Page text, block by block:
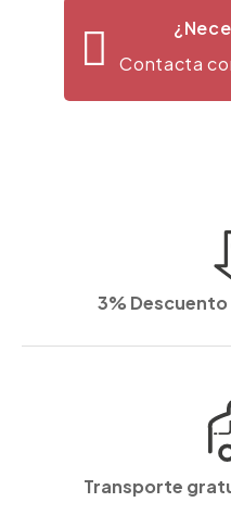
Contacta
3%
Transporte